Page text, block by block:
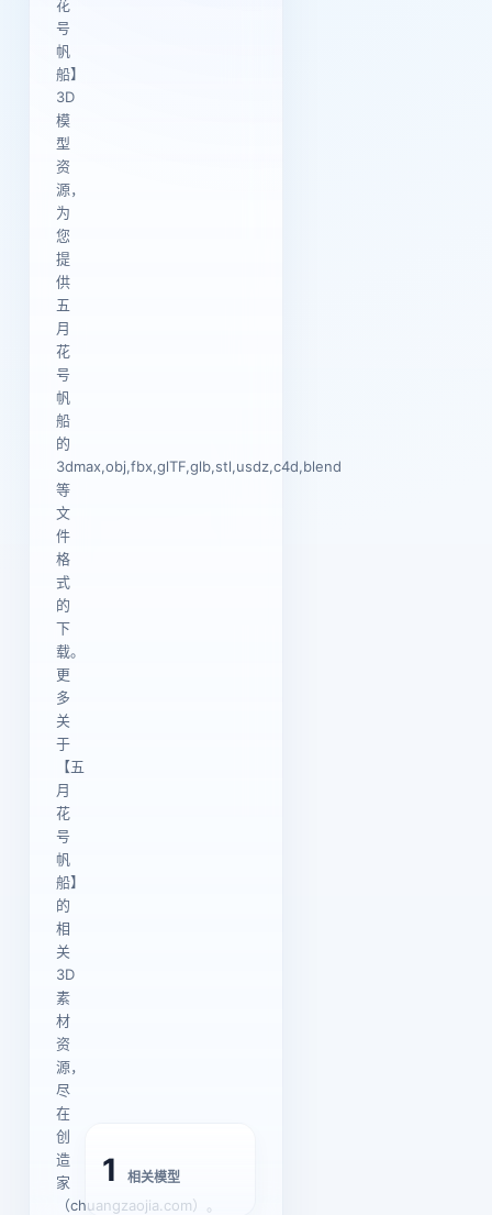
花
号
帆
船】
3D
模
型
资
源，
为
您
提
供
五
月
花
号
帆
船
的
3dmax,obj,fbx,glTF,glb,stl,usdz,c4d,blend
等
文
件
格
式
的
下
载。
更
多
关
于
【五
月
花
号
帆
船】
的
相
关
3D
素
材
资
源，
尽
在
创
造
家
（chuangzaojia.com）。
1 相关模型